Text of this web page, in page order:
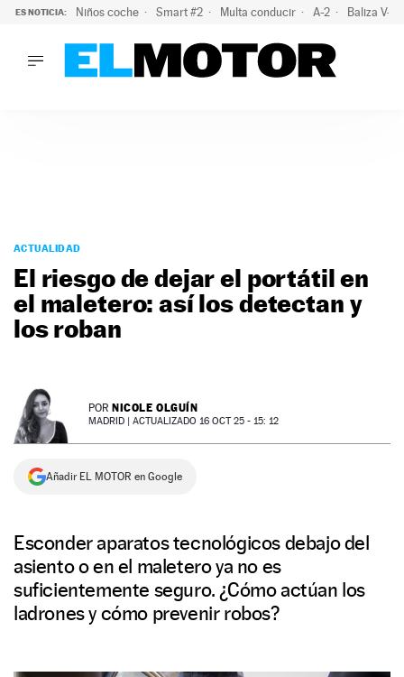
ES NOTICIA: Niños coche Smart #2 Multa conducir A-2 Baliza V-
PODCAST
MOTOS
TECNOLOGÍA
SUPERCOCHES
SERVICIOS
NEWSLETTER
SÍGUENOS
ACTUALIDAD
El riesgo de dejar el portátil en
el maletero: así los detectan y
los roban
POR NICOLE OLGUÍN
MADRID | ACTUALIZADO 16 OCT 25 - 15: 12
Añadir EL MOTOR en Google
Esconder aparatos tecnológicos debajo del
asiento o en el maletero ya no es
suficientemente seguro. ¿Cómo actúan los
ladrones y cómo prevenir robos?